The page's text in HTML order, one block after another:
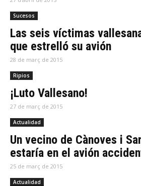
Sucesos
Las seis víctimas
que estrelló su avión
28 de març de 2015
Ripios
¡Luto Vallesano!
27 de març de 2015
Actualidad
Un vecino de Cànoves i
estaría en el avión
25 de març de 2015
Actualidad